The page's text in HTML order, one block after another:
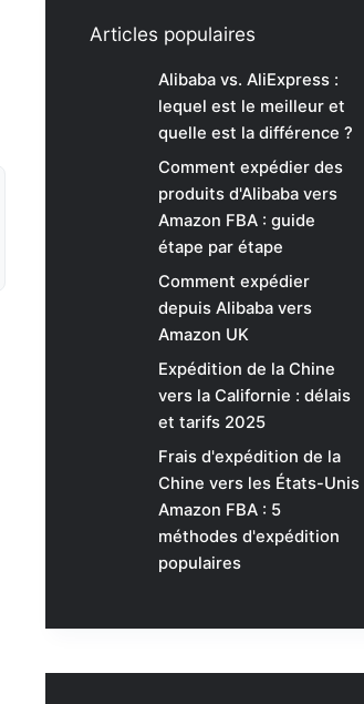
Articles populaires
Alibaba vs. AliExpress :
lequel est le meilleur et
quelle est la différence ?
Comment expédier des
produits d'Alibaba vers
Amazon FBA : guide
étape par étape
Comment expédier
depuis Alibaba vers
Amazon UK
Expédition de la Chine
vers la Californie : délais
et tarifs 2025
Frais d'expédition de la
Chine vers les États-Unis
Amazon FBA : 5
méthodes d'expédition
populaires